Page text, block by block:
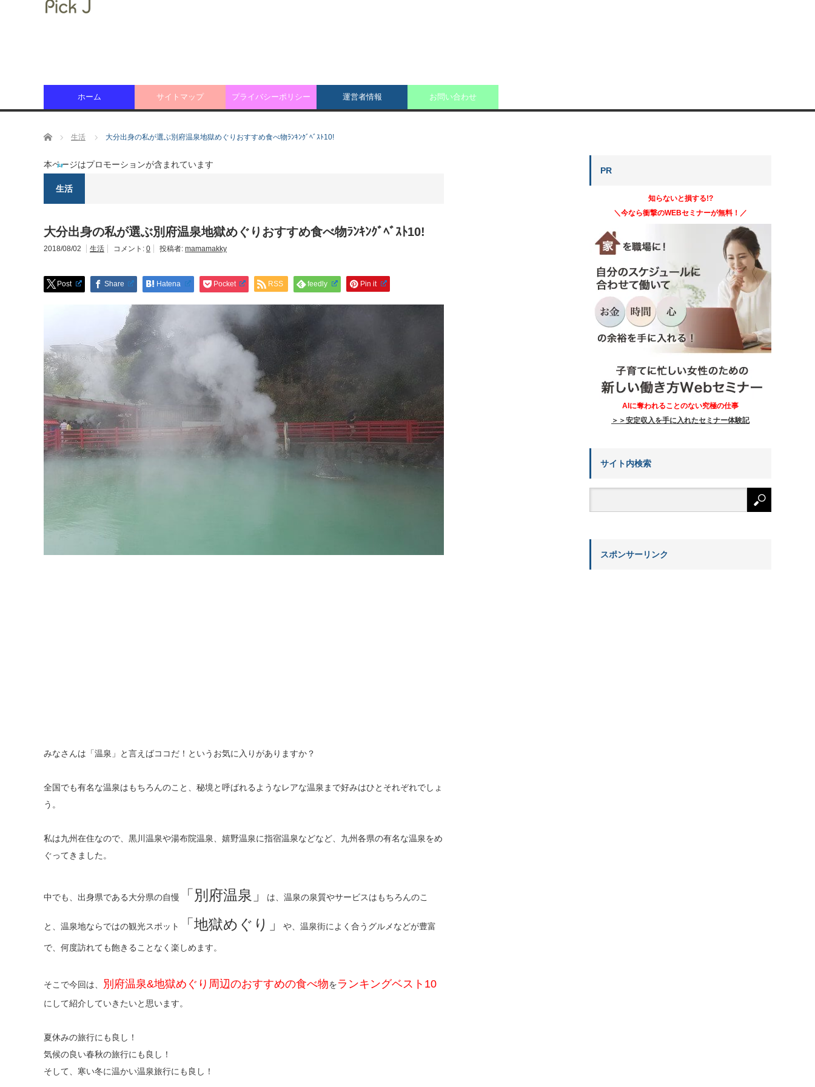
ホーム サイトマップ プライバシーポリシー 運営者情報 お問い合わせ
ホーム 生活 大分出身の私が選ぶ別府温泉地獄めぐりおすすめ食べ物ﾗﾝｷﾝｸﾞﾍﾞｽﾄ10!
本ページはプロモーションが含まれています
生活
大分出身の私が選ぶ別府温泉地獄めぐりおすすめ食べ物ﾗﾝｷﾝｸﾞﾍﾞｽﾄ10!
2018/08/02 生活 コメント: 0 投稿者: mamamakky
Post Share Hatena Pocket RSS feedly Pin it
みなさんは「温泉」と言えばココだ！というお気に入りがありますか？
全国でも有名な温泉はもちろんのこと、秘境と呼ばれるようなレアな温泉まで好みはひとそれぞれでしょ
う。
私は九州在住なので、黒川温泉や湯布院温泉、嬉野温泉に指宿温泉などなど、九州各県の有名な温泉をめ
ぐってきました。
中でも、出身県である大分県の自慢 「別府温泉」 は、温泉の泉質やサービスはもちろんのこ
と、温泉地ならではの観光スポット 「地獄めぐり」 や、温泉街によく合うグルメなどが豊富
で、何度訪れても飽きることなく楽しめます。
そこで今回は、 別府温泉&地獄めぐり周辺のおすすめの食べ物をランキングベスト10
にして紹介していきたいと思います。
夏休みの旅行にも良し！
気候の良い春秋の旅行にも良し！
そして、寒い冬に温かい温泉旅行にも良し！
PR
知らないと損する!?
＼今なら衝撃のWEBセミナーが無料！／
AIに奪われることのない究極の仕事
＞＞安定収入を手に入れたセミナー体験記
サイト内検索
スポンサーリンク